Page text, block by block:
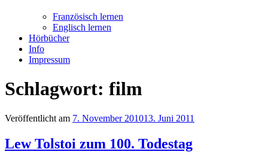
Französisch lernen
Englisch lernen
Hörbücher
Info
Impressum
Schlagwort: film
Veröffentlicht am 7. November 201013. Juni 2011
Lew Tolstoi zum 100. Todestag